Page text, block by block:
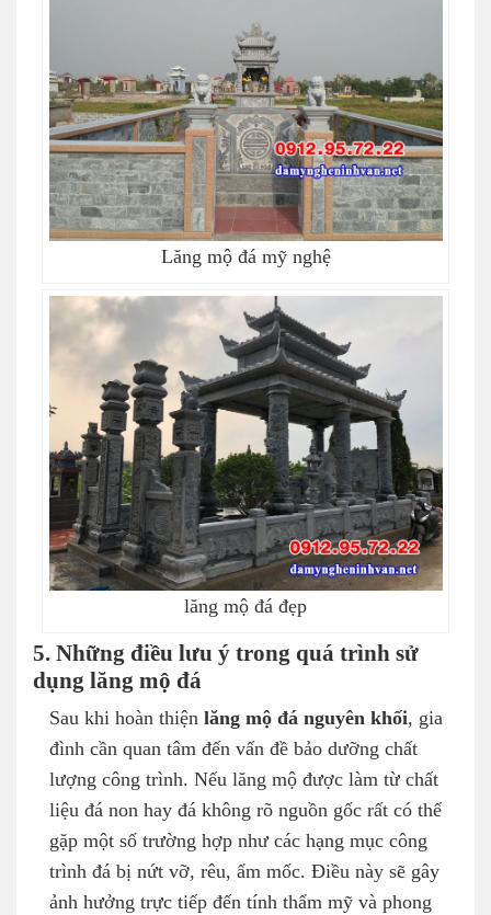
Lăng mộ đá mỹ nghệ
lăng mộ đá đẹp
5. Những điều lưu ý trong quá trình sử
dụng lăng mộ đá
Sau khi hoàn thiện lăng mộ đá nguyên khối, gia
đình cần quan tâm đến vấn đề bảo dưỡng chất
lượng công trình. Nếu lăng mộ được làm từ chất
liệu đá non hay đá không rõ nguồn gốc rất có thể
gặp một số trường hợp như các hạng mục công
trình đá bị nứt vỡ, rêu, ẩm mốc. Điều này sẽ gây
ảnh hưởng trực tiếp đến tính thẩm mỹ và phong